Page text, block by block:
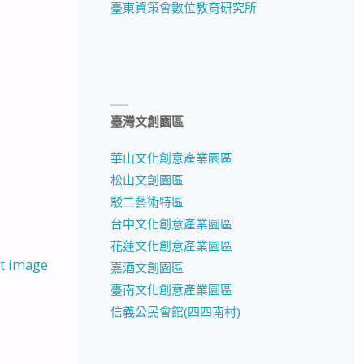
image
臺東資策會數位教育研究所
臺灣文創園區
華山文化創意產業園區
松山文創園區
駁二藝術特區
台中文化創意產業園區
花蓮文化創意產業園區
嘉酒文創園區
臺南文化創意產業園區
信義公民會館(四四南村)